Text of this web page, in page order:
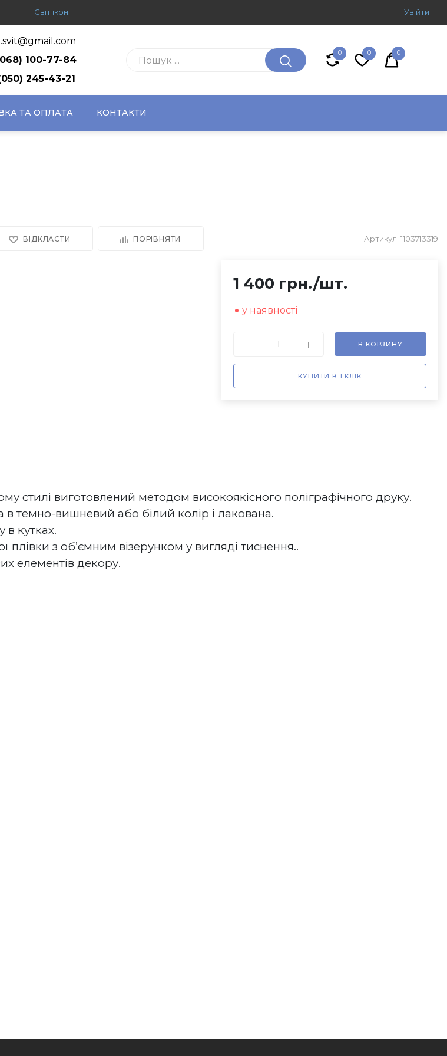
Світ ікон Увiйти
100-77-84
245-43-21
0 0 0
ТА ОПЛАТА КОНТАКТИ
ВІДКЛАСТИ ПОРІВНЯТИ Артикул: 1103713319
1 400 грн./шт.
у наявності
В КОРЗИНУ
КУПИТИ В 1 КЛІК
стилі виготовлений методом високоякісного поліграфічного друку.
в темно-вишневий або білий колір і лакована.
в кутках.
плівки з об’ємним візерунком у вигляді тиснення..
елементів декору.